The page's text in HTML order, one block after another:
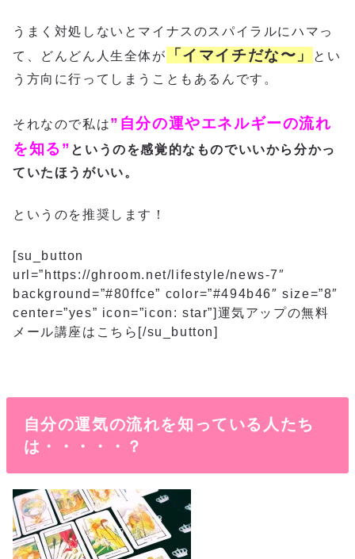
うまく対処しないとマイナスのスパイラルにハマっ
て、どんどん人生全体が
「イマイチだな〜」
とい
う方向に行ってしまうこともあるんです。
それなので私は”自分の運やエネルギーの流れ
を知る” というのを感覚的なものでいいから分かっ
ていたほうがいい。
というのを推奨します！
[su_button
url=”https://ghroom.net/lifestyle/news-7″
background=”#80ffce” color=”#494b46″ size=”8″
center=”yes” icon=”icon: star”]運気アップの無料
メール講座はこちら[/su_button]
自分の運気の流れを知っている人たち
は・・・・・？